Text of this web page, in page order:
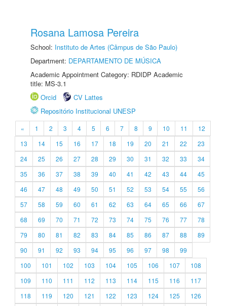
Rosana Lamosa Pereira
School: Instituto de Artes (Câmpus de São Paulo)
Department: DEPARTAMENTO DE MÚSICA
Academic Appointment Category: RDIDP Academic
title: MS-3.1
Orcid
CV Lattes
Repositório Institucional UNESP
« 1 2 3 4 5 6 7 8 9 10 11
12
13
14 15 16 17 18 19 20 21 22
23
24
25 26 27 28 29 30 31 32 33
34
35
36 37 38 39 40 41 42 43 44
45
46
47 48 49 50 51 52 53 54 55
56
57
58 59 60 61 62 63 64 65 66
67
68
69 70 71 72 73 74 75 76 77
78
79
80 81 82 83 84 85 86 87 88
89
90
91 92 93 94 95 96 97 98
99
100
101 102 103 104 105 106 107
108
109
110 111 112 113 114 115 116
117
118
119 120 121 122 123 124 125
126